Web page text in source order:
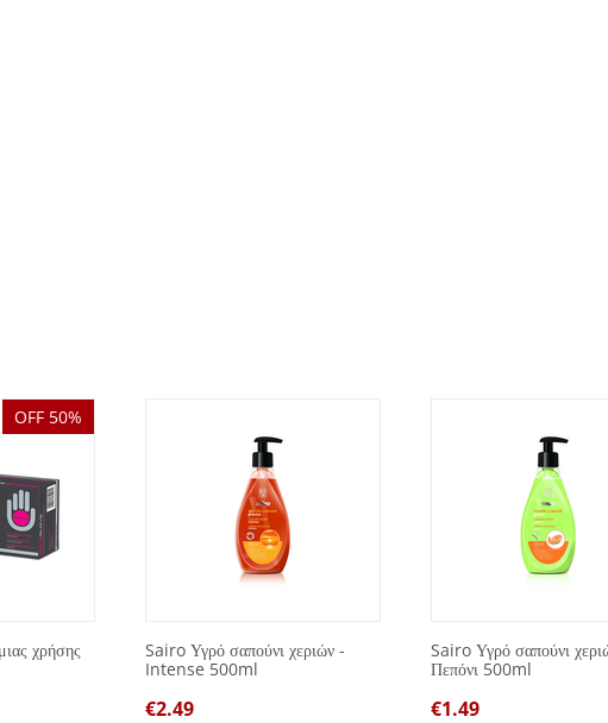
OFF 50%
χρήσης
Sairo Υγρό σαπούνι χεριών -
Intense 500ml
€2.49
Sairo Υγρό σαπούνι
Πεπόνι 500ml
€1.49